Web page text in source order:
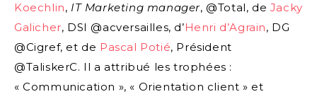
Koechlin, IT Marketing manager, @Total, de Jacky
Galicher, DSI @acversailles, d’Henri d’Agrain, DG
@Cigref, et de Pascal Potié, Président
@TaliskerC. Il a attribué les trophées :
« Communication », « Orientation client » et